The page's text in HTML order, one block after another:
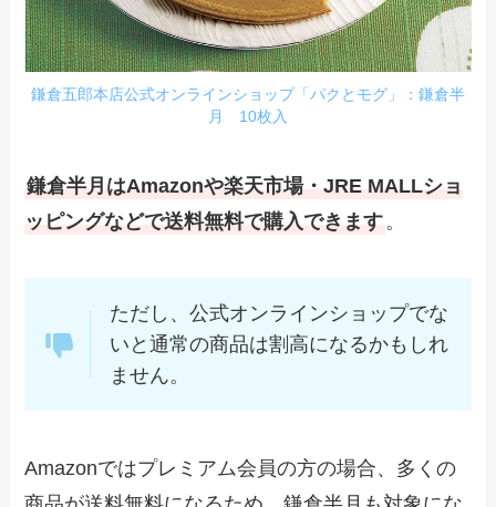
鎌倉五郎本店公式オンラインショップ「パクとモグ」：鎌倉半
月 10枚入
鎌倉半月はAmazonや楽天市場・JRE MALLショ
ッピングなどで送料無料で購入できます 。
ただし、公式オンラインショップでな
いと通常の商品は割高になるかもしれ
ません。
Amazonではプレミアム会員の方の場合、多くの